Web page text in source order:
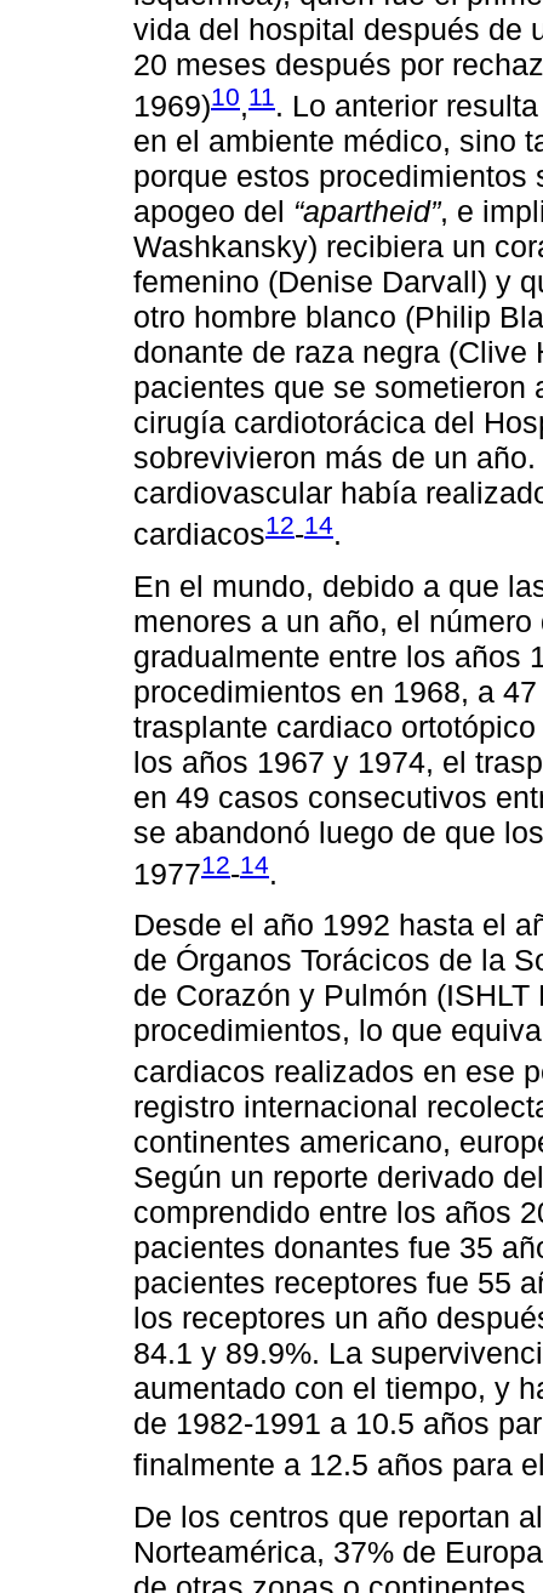
vida del hospital después de
20 meses después por
1969)10,11. Lo anterior
en el ambiente médico, sino
porque estos
apogeo del “apartheid”, e
Washkansky) recibiera un
femenino (Denise Darvall) y
otro hombre blanco (Philip
donante de raza negra
pacientes que se sometieron
cirugía cardiotorácica del
sobrevivieron más de un
cardiovascular había
cardiacos12-14.
En el mundo, debido a que
menores a un año, el
gradualmente entre los años
procedimientos en 1968, a
trasplante cardiaco
los años 1967 y 1974, el
en 49 casos consecutivos
se abandonó luego de que
197712-14.
Desde el año 1992 hasta el
de Órganos Torácicos de la
de Corazón y Pulmón
procedimientos, lo que
cardiacos realizados en ese
registro internacional
continentes americano,
Según un reporte derivado
comprendido entre los años
pacientes donantes fue 35
pacientes receptores fue 55
los receptores un año
84.1 y 89.9%. La
aumentado con el tiempo, y
de 1982-1991 a 10.5 años
finalmente a 12.5 años para
De los centros que reportan
Norteamérica, 37% de